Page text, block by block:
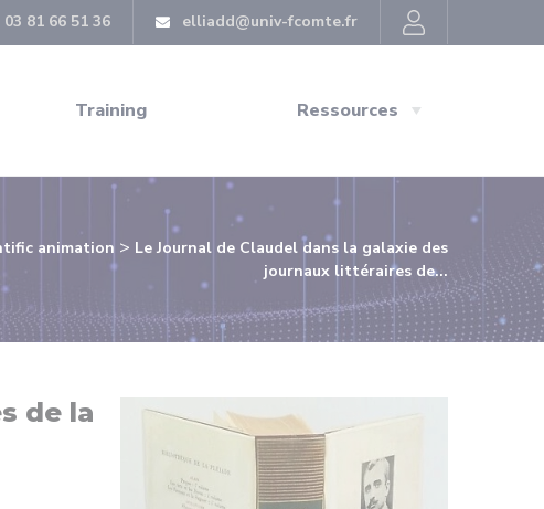
03 81 66 51 36 elliadd@univ-fcomte.fr
Training Ressources
animation > Le Journal de Claudel dans la galaxie des
journaux littéraires de...
de la